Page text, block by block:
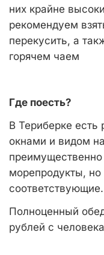
них крайне
рекомендуем
перекусить, а
горячем чаем
Где поесть?
В Териберке
окнами и видом
морепродукты,
соответствующие.
Полноценный
рублей с человека